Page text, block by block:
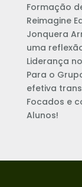
Formação
Reimagine
Jonquera
uma
Liderança
Para o
efetiva
Focados e
Alunos!